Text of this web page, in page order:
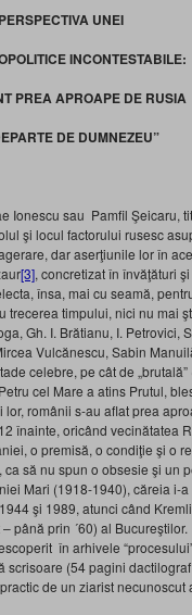
UNEI
INCONTESTABILE:
PREA APROAPE DE RUSIA
DE DUMNEZEU”
Ionescu sau Pamfil Şeicaru,
şi locul factorului rusesc
dar aserţiunile lor în
[3], concretizat în învăţături
însa, mai cu seamă,
trecerea timpului, nici nu mai
Gh. I. Brătianu, I. Petrovici,
Vulcănescu, Sabin
celebre, pe cât de
cel Mare a atins Prutul,
românii s-au aflat prea
înainte, oricând vecinătatea
o premisă, o condiţie şi o
să nu spun o obsesie şi un
Mari (1918-1940), căreia i-
şi 1989, atunci când
până prin ´60) al
în arhivele
scrisoare (54 pagini
de un ziarist